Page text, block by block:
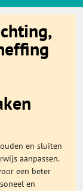
en sluiten
aanpassen.
een beter
en